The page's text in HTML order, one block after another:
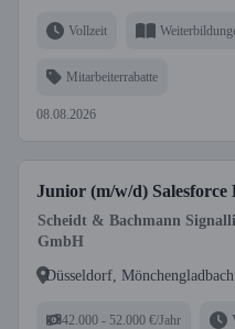
Vollzeit
Mitarbeiterrabatte
08.08.2026
Junior (m/w/d) Salesforce
Scheidt & Bachmann
GmbH
Düsseldorf,
42.000 - 52.000 €/Jahr